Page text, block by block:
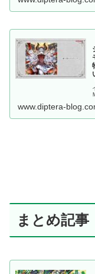
www.diptera-
まとめ記事